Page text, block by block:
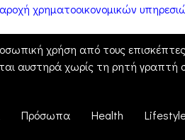
χρηματοοικονομικών
χρήση από τους
αυστηρά χωρίς τη ρητή γραπτή
Πρόσωπα Health